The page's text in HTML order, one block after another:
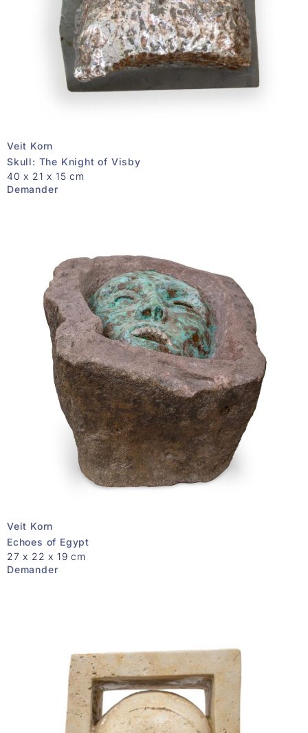
Veit Korn
Skull: The Knight of Visby
40 x 21 x 15 cm
Demander
Veit Korn
Echoes of Egypt
27 x 22 x 19 cm
Demander